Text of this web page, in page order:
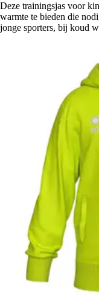
Deze trainingsjas voor
warmte te bieden die
jonge sporters, bij koud